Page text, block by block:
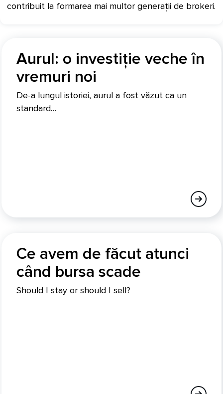
contribuit la formarea mai multor generații de brokeri.
Aurul: o investiție veche în
vremuri noi
De-a lungul istoriei, aurul a fost văzut ca un
standard…
Ce avem de făcut atunci
când bursa scade
Should I stay or should I sell?